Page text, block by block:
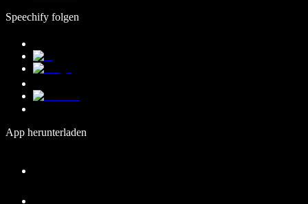
Speechify folgen
App herunterladen